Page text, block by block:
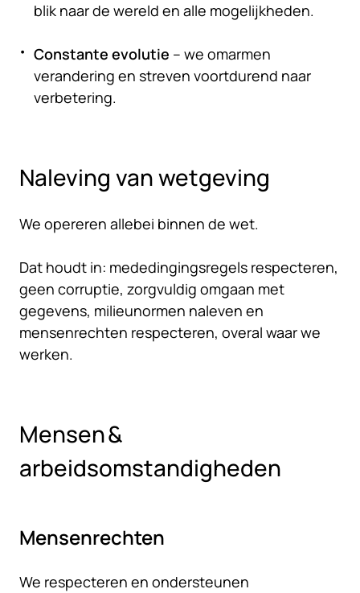
blik naar de wereld en alle mogelijkheden.
Constante evolutie – we omarmen
verandering en streven voortdurend naar
verbetering.
Naleving van wetgeving
We opereren allebei binnen de wet.
Dat houdt in: mededingingsregels respecteren,
geen corruptie, zorgvuldig omgaan met
gegevens, milieunormen naleven en
mensenrechten respecteren, overal waar we
werken.
Mensen &
arbeidsomstandigheden
Mensenrechten
We respecteren en ondersteunen